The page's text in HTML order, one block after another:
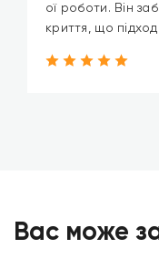
ої роботи. Він
криття, що
Вас може